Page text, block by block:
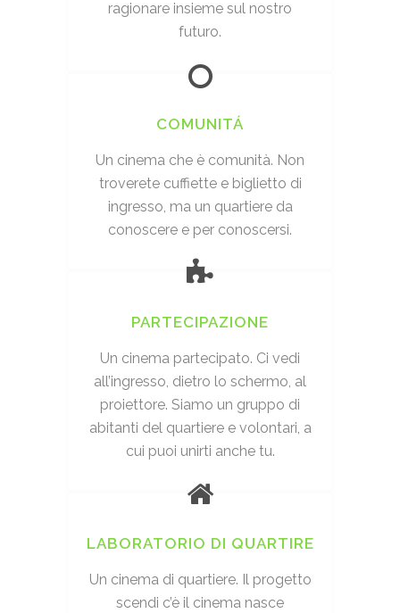
ragionare insieme sul nostro
futuro.
COMUNITÁ
Un cinema che è comunità. Non
troverete cuffiette e biglietto di
ingresso, ma un quartiere da
conoscere e per conoscersi.
PARTECIPAZIONE
Un cinema partecipato. Ci vedi
all’ingresso, dietro lo schermo, al
proiettore. Siamo un gruppo di
abitanti del quartiere e volontari, a
cui puoi unirti anche tu.
LABORATORIO DI QUARTIRE
Un cinema di quartiere. Il progetto
scendi c’è il cinema nasce